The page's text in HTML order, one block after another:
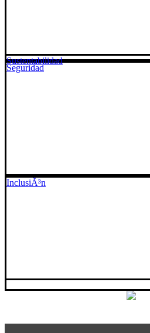
Seguridad
InclusiÃ³n
Sustentabilidad